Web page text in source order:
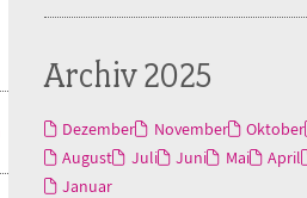
Archiv 2025
Dezember November Oktober
August
Juli Juni Mai April
Januar